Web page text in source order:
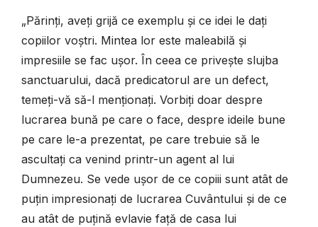
„Părinți, aveți grijă ce exemplu și ce idei le dați
copiilor voștri. Mintea lor este maleabilă și
impresiile se fac ușor. În ceea ce privește slujba
sanctuarului, dacă predicatorul are un defect,
temeți-vă să-l menționați. Vorbiți doar despre
lucrarea bună pe care o face, despre ideile bune
pe care le-a prezentat, pe care trebuie să le
ascultați ca venind printr-un agent al lui
Dumnezeu. Se vede ușor de ce copiii sunt atât de
puțin impresionați de lucrarea Cuvântului și de ce
au atât de puțină evlavie față de casa lui